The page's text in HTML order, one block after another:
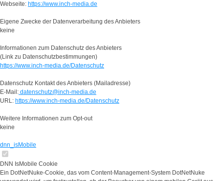
Webseite: https://www.inch-media.de
Eigene Zwecke der Datenverarbeitung des Anbieters
keine
Informationen zum Datenschutz des Anbieters
(Link zu Datenschutzbestimmungen)
https://www.inch-media.de/Datenschutz
Datenschutz Kontakt des Anbieters (Mailadresse)
E-Mail: datenschutz@inch-media.de
URL: https://www.inch-media.de/Datenschutz
Weitere Informationen zum Opt-out
keine
dnn_isMobile
DNN IsMobile Cookie
Ein DotNetNuke-Cookie, das vom Content-Management-System DotNetNuke